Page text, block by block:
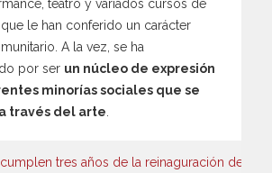
teatro y variados cursos de
le han conferido un carácter
A la vez, se ha
por ser un núcleo de expresión
minorías sociales que se
través del arte